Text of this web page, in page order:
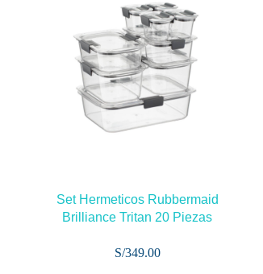
Set Hermeticos Rubbermaid
Brilliance Tritan 20 Piezas
S/349.00